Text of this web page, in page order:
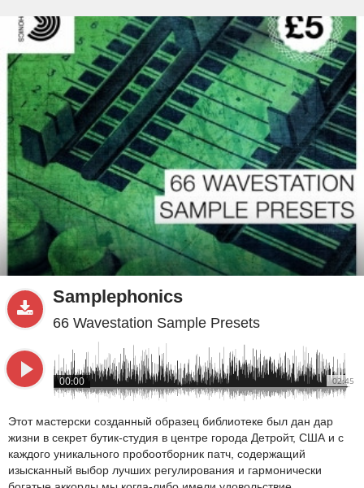
Sample PRO.ru
beta
Samplephonics
66 Wavestation Sample Presets
02:45
00:00
Этот мастерски созданный образец библиотеке был дан дар
жизни в секрет бутик-студия в центре города Детройт, США и с
каждого уникального пробоотборник патч, содержащий
изысканный выбор лучших регулирования и гармонически